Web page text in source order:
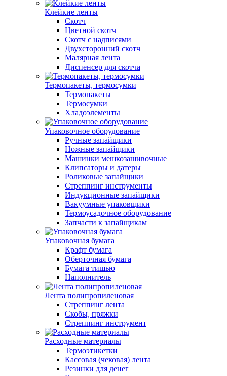
Клейкие ленты
Скотч
Цветной скотч
Скотч с надписями
Двухсторонний скотч
Малярная лента
Диспенсер для скотча
Термопакеты, термосумки
Термопакеты
Термосумки
Хладоэлементы
Упаковочное оборудование
Ручные запайщики
Ножные запайщики
Машинки мешкозашивочные
Клипсаторы и датеры
Роликовые запайщики
Стреппинг инструменты
Индукционные запайщики
Вакуумные упаковщики
Термоусадочное оборудование
Запчасти к запайщикам
Упаковочная бумага
Крафт бумага
Оберточная бумага
Бумага тишью
Наполнитель
Лента полипропиленовая
Стреппинг лента
Скобы, пряжки
Стреппинг инструмент
Расходные материалы
Термоэтикетки
Кассовая (чековая) лента
Резинки для денег